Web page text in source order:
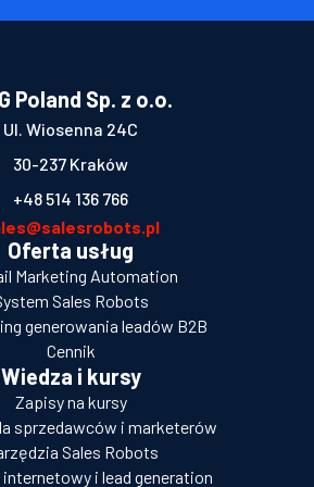
Poland Sp. z o.o.
Ul. Wiosenna 24C
30-237 Kraków
+48 514 136 766
Oferta usług
Marketing Automation
Sales Robots
generowania leadów B2B
Cennik
Wiedza i kursy
Zapisy na kursy
sprzedawców i marketerów
Sales Robots
internetowy i lead generation